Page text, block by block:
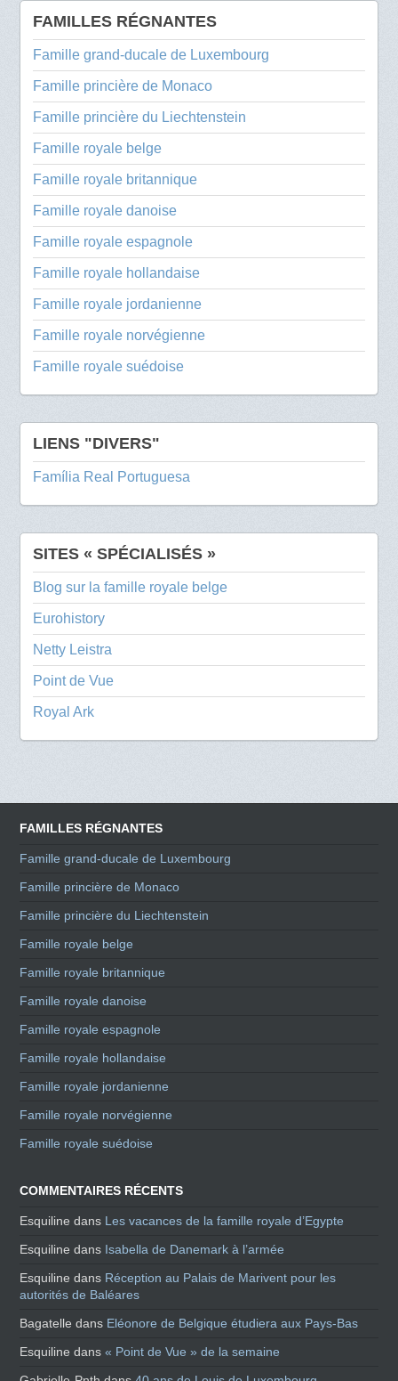
FAMILLES RÉGNANTES
Famille grand-ducale de Luxembourg
Famille princière de Monaco
Famille princière du Liechtenstein
Famille royale belge
Famille royale britannique
Famille royale danoise
Famille royale espagnole
Famille royale hollandaise
Famille royale jordanienne
Famille royale norvégienne
Famille royale suédoise
LIENS "DIVERS"
Família Real Portuguesa
SITES « SPÉCIALISÉS »
Blog sur la famille royale belge
Eurohistory
Netty Leistra
Point de Vue
Royal Ark
FAMILLES RÉGNANTES
Famille grand-ducale de Luxembourg
Famille princière de Monaco
Famille princière du Liechtenstein
Famille royale belge
Famille royale britannique
Famille royale danoise
Famille royale espagnole
Famille royale hollandaise
Famille royale jordanienne
Famille royale norvégienne
Famille royale suédoise
COMMENTAIRES RÉCENTS
Esquiline dans Les vacances de la famille royale d’Egypte
Esquiline dans Isabella de Danemark à l’armée
Esquiline dans Réception au Palais de Marivent pour les
autorités de Baléares
Bagatelle dans Eléonore de Belgique étudiera aux Pays-Bas
Esquiline dans« Point de Vue » de la semaine